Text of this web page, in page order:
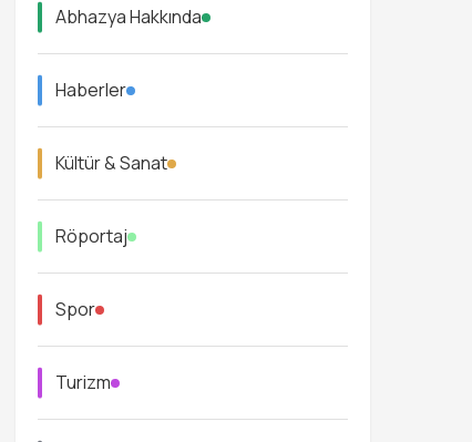
Abhazya Hakkında
Haberler
Kültür & Sanat
Röportaj
Spor
Turizm